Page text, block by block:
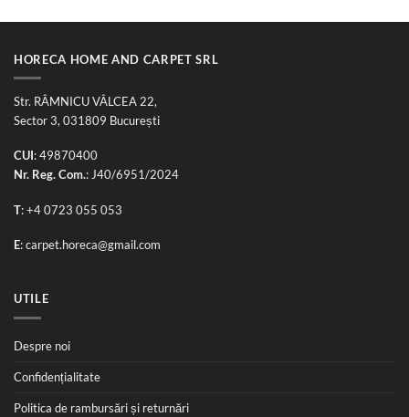
HORECA HOME AND CARPET SRL
Str. RÂMNICU VÂLCEA 22,
Sector 3, 031809 București
CUI: 49870400
Nr. Reg. Com.: J40/6951/2024
T:+4 0723 055 053
E:carpet.horeca@gmail.com
UTILE
Despre noi
Confidențialitate
Politica de rambursări și returnări